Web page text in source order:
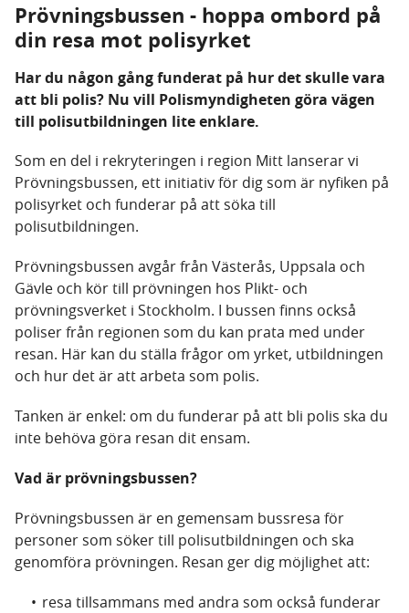
Prövningsbussen - hoppa ombord på
din resa mot polisyrket
Har du någon gång funderat på hur det skulle vara
att bli polis? Nu vill Polismyndigheten göra vägen
till polisutbildningen lite enklare.
Som en del i rekryteringen i region Mitt lanserar vi
Prövningsbussen, ett initiativ för dig som är nyfiken på
polisyrket och funderar på att söka till
polisutbildningen.
Prövningsbussen avgår från Västerås, Uppsala och
Gävle och kör till prövningen hos Plikt- och
prövningsverket i Stockholm. I bussen finns också
poliser från regionen som du kan prata med under
resan. Här kan du ställa frågor om yrket, utbildningen
och hur det är att arbeta som polis.
Tanken är enkel: om du funderar på att bli polis ska du
inte behöva göra resan dit ensam.
Vad är prövningsbussen?
Prövningsbussen är en gemensam bussresa för
personer som söker till polisutbildningen och ska
genomföra prövningen. Resan ger dig möjlighet att:
resa tillsammans med andra som också funderar